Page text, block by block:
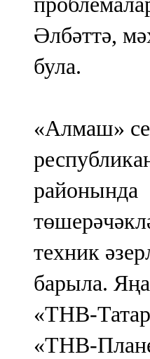
Әлбәттә,
була.
«Алмаш»
районында
техник
барыла.
«ТНВ-
«ТНВ-